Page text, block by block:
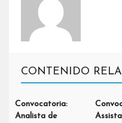
CONTENIDO
Convocatoria:
Analista de